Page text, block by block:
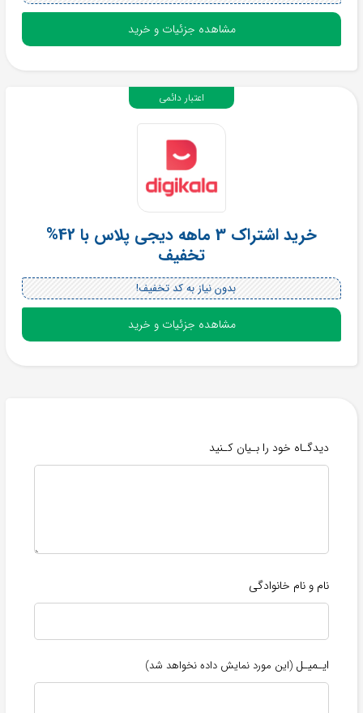
مشاهده جزئیات و خرید
خرید اشتراک 3 ماهه دیجی پلاس با 42%
تخفیف
بدون نیاز به کد تخفیف!
مشاهده جزئیات و خرید
اعتبار دائمی
دیدگـاه خود را بـیان کـنید
نام و نام خانوادگی
ایـمیـل (این مورد نمایش داده نخواهد شد)